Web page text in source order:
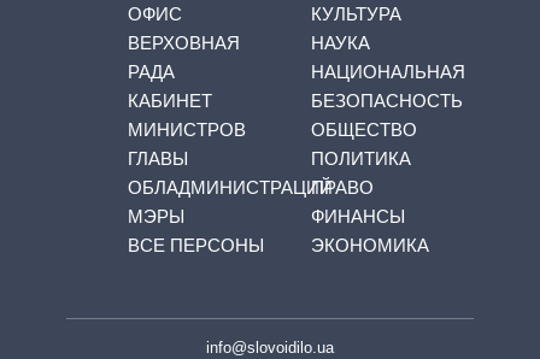
ОФИС
ВЕРХОВНАЯ
РАДА
КАБИНЕТ
МИНИСТРОВ
ГЛАВЫ
ОБЛАДМИНИСТРАЦИЙ
МЭРЫ
ВСЕ ПЕРСОНЫ
КУЛЬТУРА
НАУКА
НАЦИОНАЛЬНАЯ
БЕЗОПАСНОСТЬ
ОБЩЕСТВО
ПОЛИТИКА
ПРАВО
ФИНАНСЫ
ЭКОНОМИКА
info@slovoidilo.ua